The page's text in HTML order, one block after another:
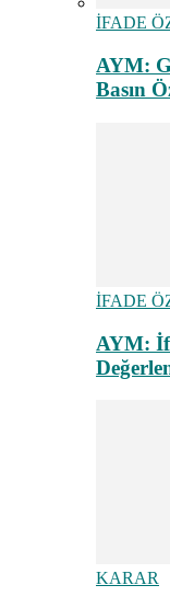
İFADE
AYM:
Basın
İFADE
AYM:
KARAR